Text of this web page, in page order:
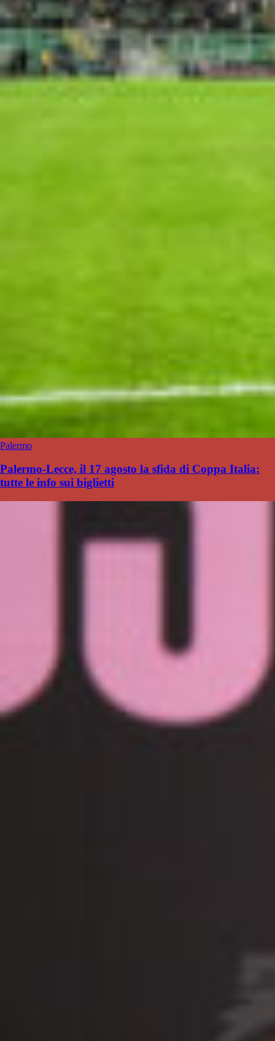
Palermo
Palermo-Lecce, il 17 agosto la sfida di Coppa Italia:
tutte le info sui biglietti